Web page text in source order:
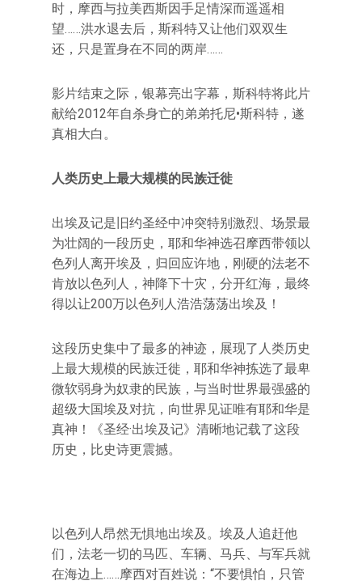
时，摩西与拉美西斯因手足情深而遥遥相
望……洪水退去后，斯科特又让他们双双生
还，只是置身在不同的两岸……
影片结束之际，银幕亮出字幕，斯科特将此片
献给2012年自杀身亡的弟弟托尼•斯科特，遂
真相大白。
人类历史上最大规模的民族迁徙
出埃及记是旧约圣经中冲突特别激烈、场景最
为壮阔的一段历史，耶和华神选召摩西带领以
色列人离开埃及，归回应许地，刚硬的法老不
肯放以色列人，神降下十灾，分开红海，最终
得以让200万以色列人浩浩荡荡出埃及！
这段历史集中了最多的神迹，展现了人类历史
上最大规模的民族迁徙，耶和华神拣选了最卑
微软弱身为奴隶的民族，与当时世界最强盛的
超级大国埃及对抗，向世界见证唯有耶和华是
真神！《圣经·出埃及记》清晰地记载了这段
历史，比史诗更震撼。
以色列人昂然无惧地出埃及。埃及人追赶他
们，法老一切的马匹、车辆、马兵、与军兵就
在海边上……摩西对百姓说：“不要惧怕，只管